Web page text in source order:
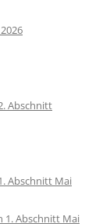
Abschnitt
Abschnitt Mai
1. Abschnitt Mai